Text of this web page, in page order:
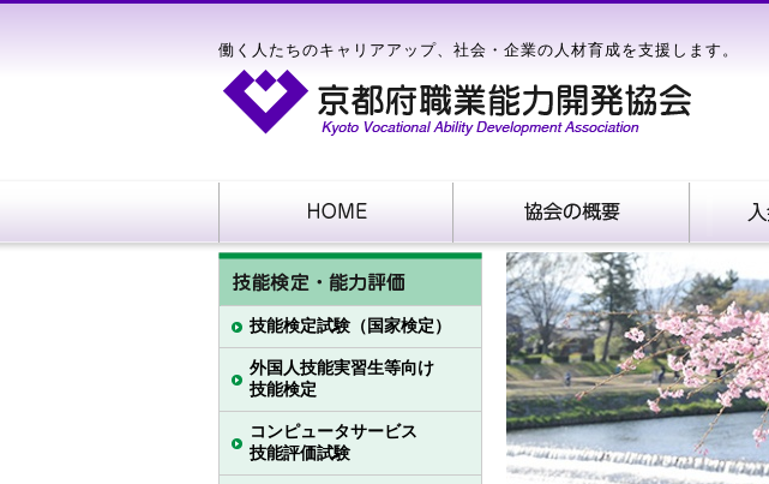
働く人たちのキャリアアップ、社会・企業の人材育成を支援します。
技能検定試験（国家検定）
外国人技能実習生等向け
技能検定
コンピュータサービス
技能評価試験